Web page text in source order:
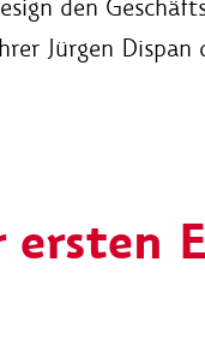
den
Jürgen
ersten